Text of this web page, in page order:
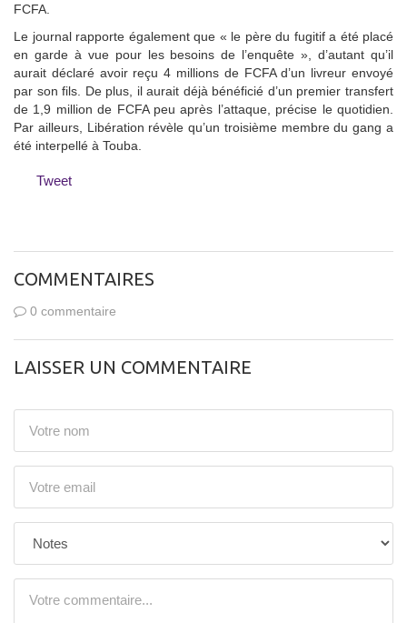
FCFA.
Le journal rapporte également que « le père du fugitif a été placé
en garde à vue pour les besoins de l’enquête », d’autant qu’il
aurait déclaré avoir reçu 4 millions de FCFA d’un livreur envoyé
par son fils. De plus, il aurait déjà bénéficié d’un premier transfert
de 1,9 million de FCFA peu après l’attaque, précise le quotidien.
Par ailleurs, Libération révèle qu’un troisième membre du gang a
été interpellé à Touba.
Tweet
COMMENTAIRES
0 commentaire
LAISSER UN COMMENTAIRE